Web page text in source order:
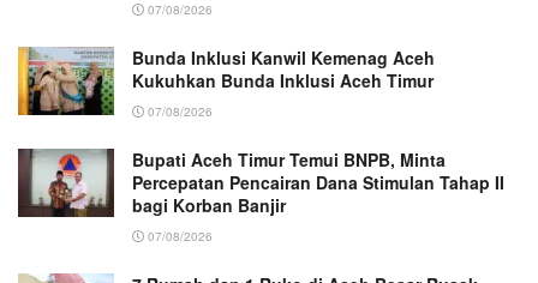
07/08/2026
Bunda Inklusi Kanwil Kemenag Aceh
Kukuhkan Bunda Inklusi Aceh Timur
07/08/2026
Bupati Aceh Timur Temui BNPB, Minta
Percepatan Pencairan Dana Stimulan Tahap II
bagi Korban Banjir
07/08/2026